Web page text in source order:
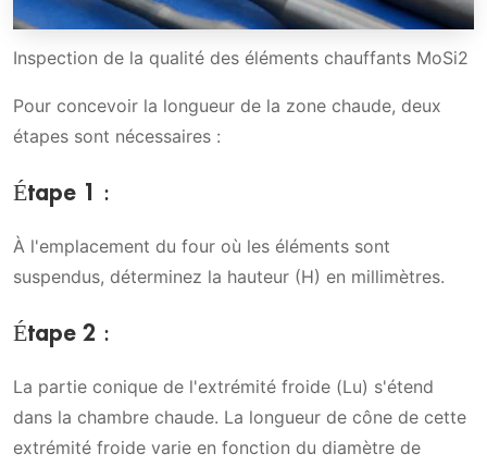
Inspection de la qualité des éléments chauffants MoSi2
Pour concevoir la longueur de la zone chaude, deux
étapes sont nécessaires :
Étape 1 :
À l'emplacement du four où les éléments sont
suspendus, déterminez la hauteur (H) en millimètres.
Étape 2 :
La partie conique de l'extrémité froide (Lu) s'étend
dans la chambre chaude. La longueur de cône de cette
extrémité froide varie en fonction du diamètre de